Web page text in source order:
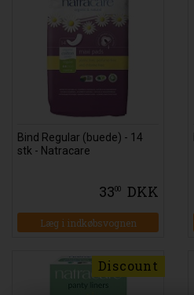
Bind Regular (buede) - 14
stk - Natracare
3300 DKK
Læg i indkøbsvognen
Discount